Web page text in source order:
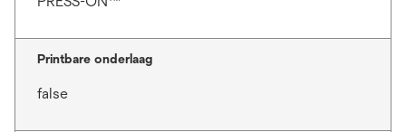
Printbare onderlaag
false